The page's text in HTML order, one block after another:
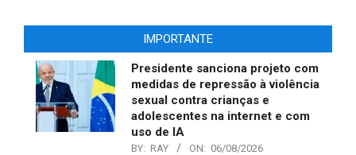
IMPORTANTE
Presidente sanciona projeto com
medidas de repressão à violência
sexual contra crianças e
adolescentes na internet e com
uso de IA
BY: RAY ON: 06/08/2026